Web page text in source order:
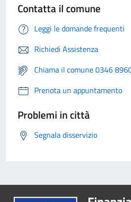
Contatta il comune
Leggi le domande frequenti
Richiedi Assistenza
Chiama il comune 0346
Prenota un appuntamento
Problemi in città
Segnala disservizio